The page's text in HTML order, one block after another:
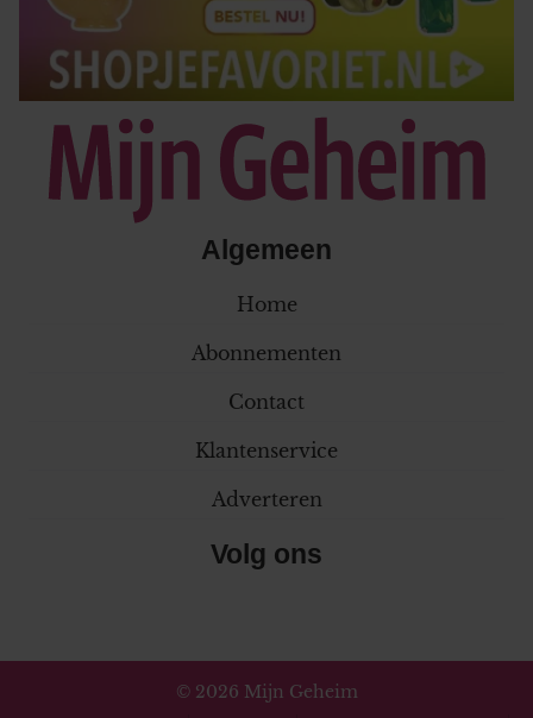
Algemeen
Home
Abonnementen
Contact
Klantenservice
Adverteren
Volg ons
© 2026 Mijn Geheim